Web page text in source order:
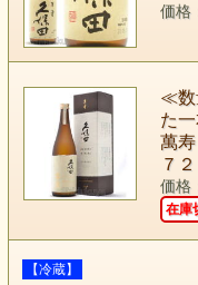
価格
≪数
た
萬
７
価格
在庫
【冷蔵】